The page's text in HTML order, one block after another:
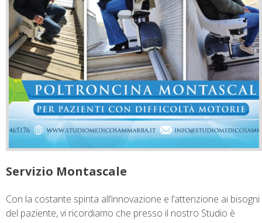
Servizio Montascale
Con la costante spinta all’innovazione e l’attenzione ai bisogni
del paziente, vi ricordiamo che presso il nostro Studio è